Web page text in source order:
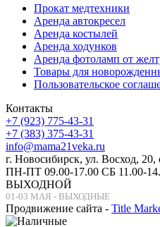
Прокат медтехники
Аренда автокресел
Аренда костылей
Аренда ходунков
Аренда фотоламп от
Товары для
Пользовательское
Контакты
+7 (923) 775-43-31
+7 (383) 375-43-31
info@mama21veka.ru
г. Новосибирск, ул. Восход, 20,
ПН-ПТ 09.00-17.00 СБ 11.00-
ВЫХОДНОЙ
01-03 МАЯ - ВЫХОДНЫЕ
Продвижение сайта - Title